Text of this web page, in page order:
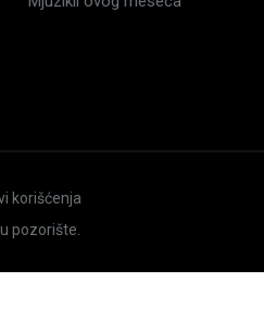
korišćenja
pozorište.